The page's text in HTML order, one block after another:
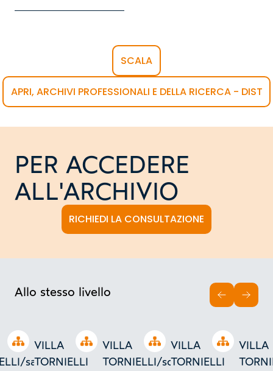
SCALA
APRI, ARCHIVI PROFESSIONALI E DELLA RICERCA - DIST
PER ACCEDERE
ALL'ARCHIVIO
RICHIEDI LA CONSULTAZIONE
Allo stesso livello
Open tree
sagome
Open tree
VILLA
TORNIELLI
Open tree
VILLA
TORNIELLI/scala
Open tree
VILLA
TORNIELLI
VILLA
INDIETRO